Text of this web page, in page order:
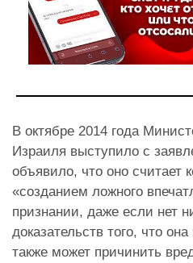
В октябре 2014 года
Израиля выступило с
объявило, что оно считает
«созданием ложного
признании, даже если нет
доказательств того, что
также может причинить